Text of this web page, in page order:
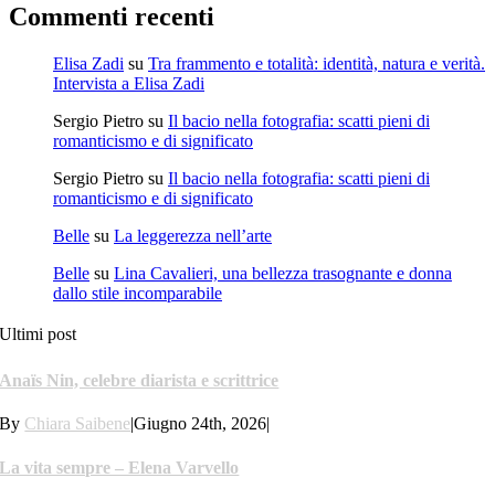
Commenti recenti
Elisa Zadi su Tra frammento e totalità: identità, natura e verità.
Intervista a Elisa Zadi
Sergio Pietro su Il bacio nella fotografia: scatti pieni di
romanticismo e di significato
Sergio Pietro su Il bacio nella fotografia: scatti pieni di
romanticismo e di significato
Belle su La leggerezza nell’arte
Belle su Lina Cavalieri, una bellezza trasognante e donna
dallo stile incomparabile
Ultimi post
Anaïs Nin, celebre diarista e scrittrice
By Chiara Saibene|Giugno 24th, 2026|
La vita sempre – Elena Varvello